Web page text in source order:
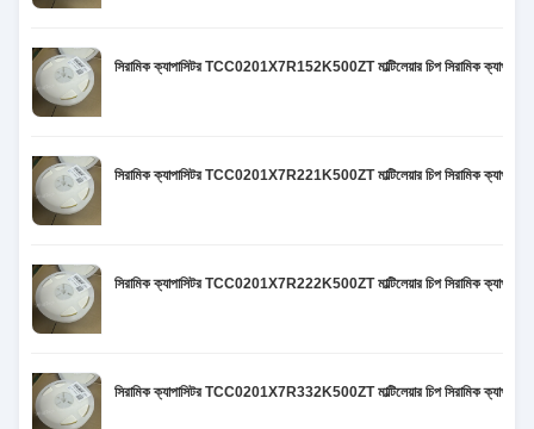
সিরামিক ক্যাপাসিটর TCC0201X7R152K500ZT মাল্টিলেয়ার চিপ সিরামিক
সিরামিক ক্যাপাসিটর TCC0201X7R221K500ZT মাল্টিলেয়ার চিপ সিরামিক
সিরামিক ক্যাপাসিটর TCC0201X7R222K500ZT মাল্টিলেয়ার চিপ সিরামিক
সিরামিক ক্যাপাসিটর TCC0201X7R332K500ZT মাল্টিলেয়ার চিপ সিরামিক